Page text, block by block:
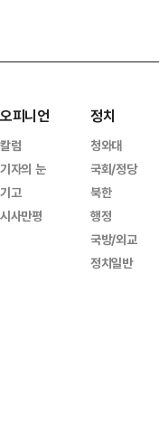
오피니언
칼럼
기자의 눈
기고
시사만평
정치
청와대
국회/정당
북한
행정
국방/외교
정치일반